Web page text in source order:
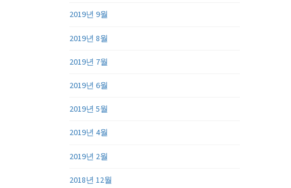
2019년 9월
2019년 8월
2019년 7월
2019년 6월
2019년 5월
2019년 4월
2019년 2월
2018년 12월